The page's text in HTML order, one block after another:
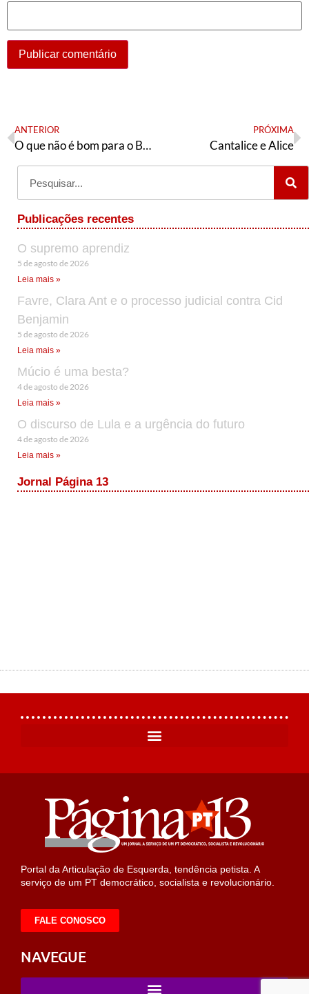
ANTERIOR
O que não é bom para o Brasil é bom para a Venezuela?
PRÓXIMA
Cantalice e Alice
Publicações recentes
O supremo aprendiz
5 de agosto de 2026
Leia mais »
Favre, Clara Ant e o processo judicial contra Cid
Benjamin
5 de agosto de 2026
Leia mais »
Múcio é uma besta?
4 de agosto de 2026
Leia mais »
O discurso de Lula e a urgência do futuro
4 de agosto de 2026
Leia mais »
Jornal Página 13
Portal da Articulação de Esquerda, tendência petista. A
serviço de um PT democrático, socialista e revolucionário.
FALE CONOSCO
NAVEGUE